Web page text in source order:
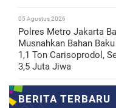
05 Agustus 2026
Polres Metro Jakarta
Musnahkan Bahan
1,1 Ton Carisoprodol,
3,5 Juta Jiwa